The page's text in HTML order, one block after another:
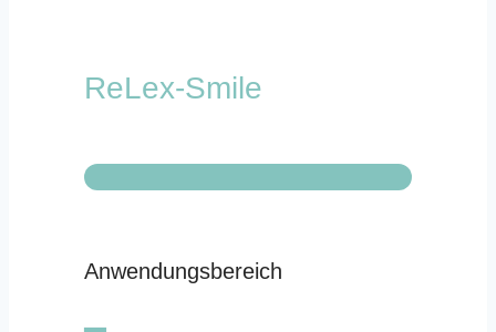
ReLex-Smile
Anwendungsbereich